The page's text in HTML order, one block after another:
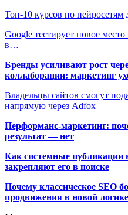
Топ-10 курсов по нейросетям
Google тестирует новое
в…
Бренды усиливают рост
коллаборации: маркетинг
Владельцы сайтов смогут
напрямую через Adfox
Перформанс-маркетинг:
результат — нет
Как системные
закрепляют его в поиске
Почему классическое SEO
продвижения в новой